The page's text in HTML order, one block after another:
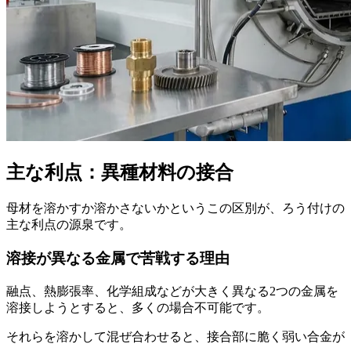
主な利点：異種材料の接合
母材を溶かすか溶かさないかというこの区別が、ろう付けの
主な利点の源泉です。
溶接が異なる金属で苦戦する理由
融点、熱膨張率、化学組成などが大きく異なる2つの金属を
溶接しようとすると、多くの場合不可能です。
それらを溶かして混ぜ合わせると、接合部に脆く弱い合金が